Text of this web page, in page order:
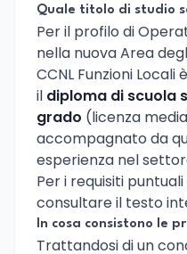
Quale titolo di studio
Per il profilo di
nella nuova Area
CCNL Funzioni
il diploma di scuola
grado (licenza
accompagnato da
esperienza nel
Per i requisiti
consultare il testo
In cosa consistono le
Trattandosi di un